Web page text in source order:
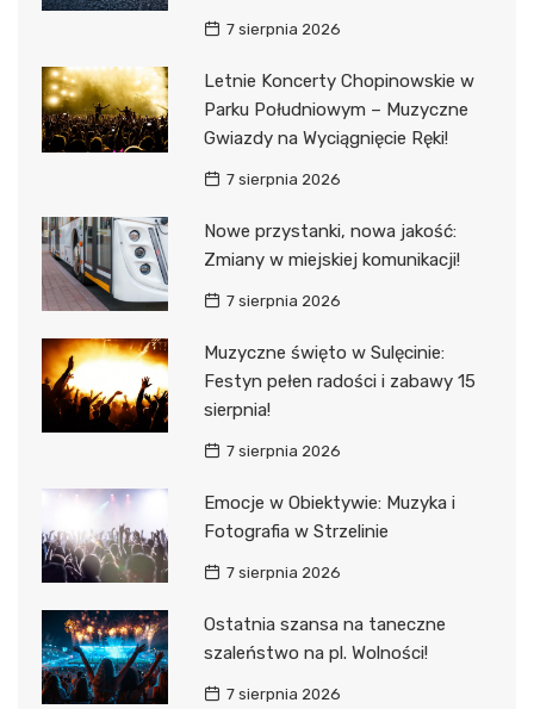
7 sierpnia 2026
Letnie Koncerty Chopinowskie w
Parku Południowym – Muzyczne
Gwiazdy na Wyciągnięcie Ręki!
7 sierpnia 2026
Nowe przystanki, nowa jakość:
Zmiany w miejskiej komunikacji!
7 sierpnia 2026
Muzyczne święto w Sulęcinie:
Festyn pełen radości i zabawy 15
sierpnia!
7 sierpnia 2026
Emocje w Obiektywie: Muzyka i
Fotografia w Strzelinie
7 sierpnia 2026
Ostatnia szansa na taneczne
szaleństwo na pl. Wolności!
7 sierpnia 2026